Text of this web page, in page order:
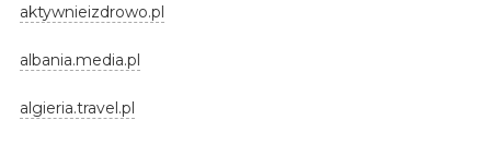
aktywnieizdrowo.pl
albania.media.pl
algieria.travel.pl